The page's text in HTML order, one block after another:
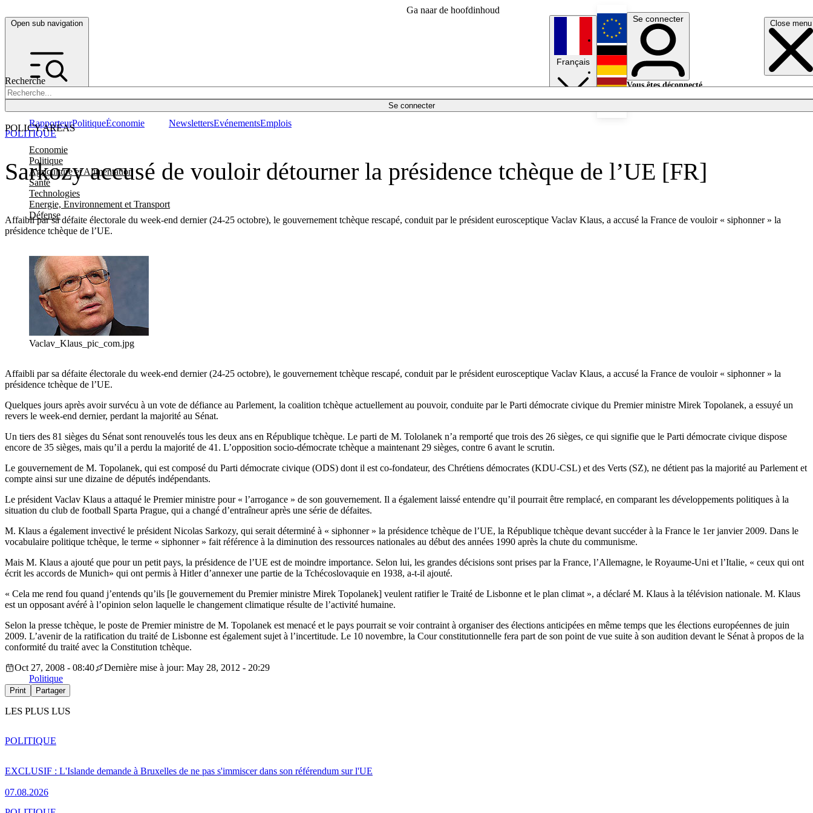
Ga naar de hoofdinhoud
Open sub navigation Close menu
Recherche
Se connecter
POLICY AREAS
Economie
Politique
Agriculture et Alimentation
Santé
Technologies
Energie, Environnement et Transport
Défense
RapporteurPolitiqueÉconomie NewslettersEvénementsEmplois
Français
English
Deutsch
Se connecter
Vous êtes déconnecté.
Sarkozy accusé de vouloir détourner la présidence tchèque de l’UE [FR]
Affaibli par sa défaite électorale du week-end dernier (24-25 octobre), le gouvernement tchèque rescapé, conduit par le président eurosceptique Vaclav Klaus, a accusé la France de vouloir « siphonner » la
présidence tchèque de l’UE.
POLITIQUE
Vaclav_Klaus_pic_com.jpg
Affaibli par sa défaite électorale du week-end dernier (24-25 octobre), le gouvernement tchèque rescapé, conduit par le président eurosceptique Vaclav Klaus, a accusé la France de vouloir « siphonner » la
présidence tchèque de l’UE.
Quelques jours après avoir survécu à un vote de défiance au Parlement, la coalition tchèque actuellement au pouvoir, conduite par le Parti démocrate civique du Premier ministre Mirek Topolanek, a essuyé un
revers le week-end dernier, perdant la majorité au Sénat.
Un tiers des 81 sièges du Sénat sont renouvelés tous les deux ans en République tchèque. Le parti de M. Tololanek n’a remporté que trois des 26 sièges, ce qui signifie que le Parti démocrate civique dispose
encore de 35 sièges, mais qu’il a perdu la majorité de 41. L’opposition socio-démocrate tchèque a maintenant 29 sièges, contre 6 avant le scrutin.
Le gouvernement de M. Topolanek, qui est composé du Parti démocrate civique (ODS) dont il est co-fondateur, des Chrétiens démocrates (KDU-CSL) et des Verts (SZ), ne détient pas la majorité au Parlement et
compte ainsi sur une dizaine de députés indépendants.
Le président Vaclav Klaus a attaqué le Premier ministre pour « l’arrogance » de son gouvernement. Il a également laissé entendre qu’il pourrait être remplacé, en comparant les développements politiques à la
situation du club de football Sparta Prague, qui a changé d’entraîneur après une série de défaites.
M. Klaus a également invectivé le président Nicolas Sarkozy, qui serait déterminé à « siphonner » la présidence tchèque de l’UE, la République tchèque devant succéder à la France le 1er janvier 2009. Dans le
vocabulaire politique tchèque, le terme « siphonner » fait référence à la diminution des ressources nationales au début des années 1990 après la chute du communisme.
Mais M. Klaus a ajouté que pour un petit pays, la présidence de l’UE est de moindre importance. Selon lui, les grandes décisions sont prises par la France, l’Allemagne, le Royaume-Uni et l’Italie, « ceux qui ont
écrit les accords de Munich» qui ont permis à Hitler d’annexer une partie de la Tchécoslovaquie en 1938, a-t-il ajouté.
« Cela me rend fou quand j’entends qu’ils [le gouvernement du Premier ministre Mirek Topolanek] veulent ratifier le Traité de Lisbonne et le plan climat », a déclaré M. Klaus à la télévision nationale. M. Klaus
est un opposant avéré à l’opinion selon laquelle le changement climatique résulte de l’activité humaine.
Selon la presse tchèque, le poste de Premier ministre de M. Topolanek est menacé et le pays pourrait se voir contraint à organiser des élections anticipées en même temps que les élections européennes de juin
2009. L’avenir de la ratification du traité de Lisbonne est également sujet à l’incertitude. Le 10 novembre, la Cour constitutionnelle fera part de son point de vue suite à son audition devant le Sénat à propos de la
conformité du traité avec la Constitution tchèque.
Oct 27, 2008 - 08:40
Dernière mise à jour: May 28, 2012 - 20:29
Politique
Print Partager
LES PLUS LUS
EXCLUSIF : L'Islande demande à Bruxelles de ne pas s'immiscer dans son référendum sur l'UE
07.08.2026
POLITIQUE